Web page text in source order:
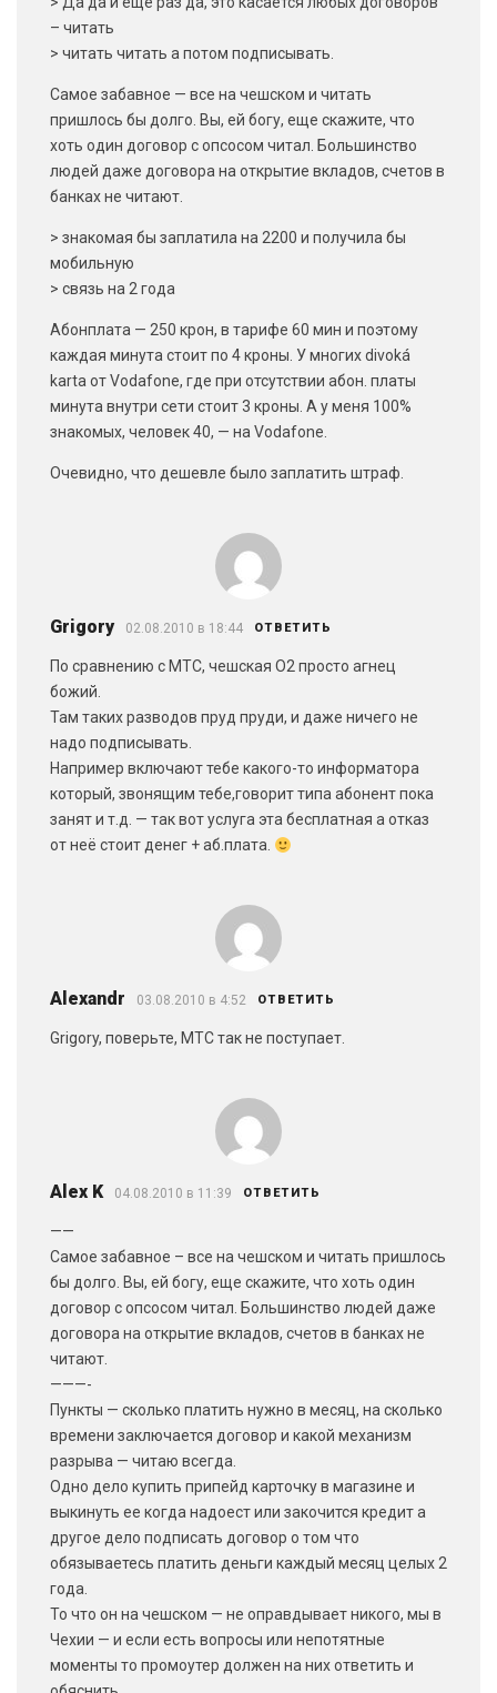
– читать
> читать читать а потом подписывать.
Самое забавное — все на чешском и читать
пришлось бы долго. Вы, ей богу, еще скажите, что
хоть один договор с опсосом читал. Большинство
людей даже договора на открытие вкладов, счетов в
банках не читают.
> знакомая бы заплатила на 2200 и получила бы
мобильную
> связь на 2 года
Абонплата — 250 крон, в тарифе 60 мин и поэтому
каждая минута стоит по 4 кроны. У многих divoká
karta от Vodafone, где при отсутствии абон. платы
минута внутри сети стоит 3 кроны. А у меня 100%
знакомых, человек 40, — на Vodafone.
Очевидно, что дешевле было заплатить штраф.
Grigory 02.08.2010 в 18:44 ОТВЕТИТЬ
По сравнению с МТС, чешская О2 просто агнец
божий.
Там таких разводов пруд пруди, и даже ничего не
надо подписывать.
Например включают тебе какого-то информатора
который, звонящим тебе,говорит типа абонент пока
занят и т.д. — так вот услуга эта бесплатная а отказ
от неё стоит денег + аб.плата.
Alexandr 03.08.2010 в 4:52 ОТВЕТИТЬ
Grigory, поверьте, МТС так не поступает.
Alex K 04.08.2010 в 11:39 ОТВЕТИТЬ
——
Самое забавное – все на чешском и читать пришлось
бы долго. Вы, ей богу, еще скажите, что хоть один
договор с опсосом читал. Большинство людей даже
договора на открытие вкладов, счетов в банках не
читают.
———-
Пункты — сколько платить нужно в месяц, на сколько
времени заключается договор и какой механизм
разрыва — читаю всегда.
Одно дело купить припейд карточку в магазине и
выкинуть ее когда надоест или закочится кредит а
другое дело подписать договор о том что
обязываетесь платить деньги каждый месяц целых 2
года.
То что он на чешском — не оправдывает никого, мы в
Чехии — и если есть вопросы или непотятные
моменты то промоутер должен на них ответить и